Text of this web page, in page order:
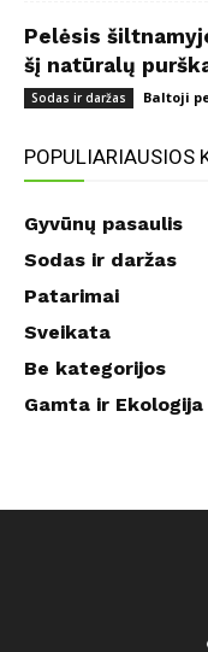
Pelėsis
šį natūralų
Sodas ir daržas Baltoji
POPULIARIAUSIOS
Gyvūnų pasaulis
Sodas ir daržas
Patarimai
Sveikata
Be kategorijos
Gamta ir Ekologija